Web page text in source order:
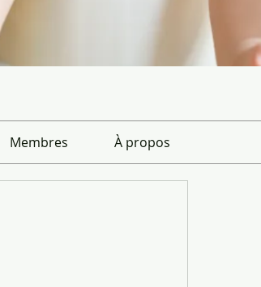
Membres À propos